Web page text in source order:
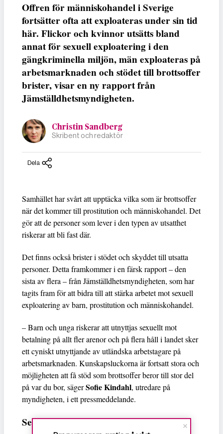
Offren för människohandel i Sverige
fortsätter ofta att exploateras under sin tid
här. Flickor och kvinnor utsätts bland
annat för sexuell exploatering i den
gängkriminella miljön, män exploateras på
arbetsmarknaden och stödet till brottsoffer
brister, visar en ny rapport från
Jämställdhetsmyndigheten.
Christin Sandberg
Skribent och redaktör
Dela
Samhället har svårt att upptäcka vilka som är brottsoffer
när det kommer till prostitution och människohandel. Det
gör att de personer som lever i den typen av utsatthet
riskerar att bli fast där.
Det finns också brister i stödet och skyddet till utsatta
personer. Detta framkommer i en färsk rapport – den
sista av flera – från Jämställdhetsmyndigheten, som har
tagits fram för att bidra till att stärka arbetet mot sexuell
exploatering av barn, prostitution och människohandel.
– Barn och unga riskerar att utnyttjas sexuellt mot
betalning på allt fler arenor och på flera håll i landet sker
ett cyniskt utnyttjande av utländska arbetstagare på
arbetsmarknaden. Kunskapsluckorna är fortsatt stora och
möjligheten att få stöd som brottsoffer beror till stor del
på var du bor, sägerSofie Kindahl, utredare på
myndigheten, i ett pressmeddelande.
Sexuell exploatering del av den